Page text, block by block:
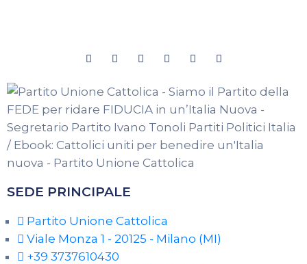
SEDE PRINCIPALE
Partito Unione Cattolica
Viale Monza 1 - 20125 - Milano (MI)
+39 3737610430